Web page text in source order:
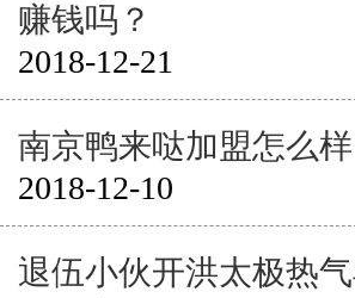
赚钱吗？
2018-12-21
南京鸭来哒加盟怎么
2018-12-10
退伍小伙开洪太极热